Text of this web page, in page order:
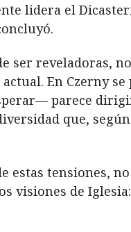
lidera el
ser reveladoras,
En Czerny
parece
que,
estas tensiones,
visiones de